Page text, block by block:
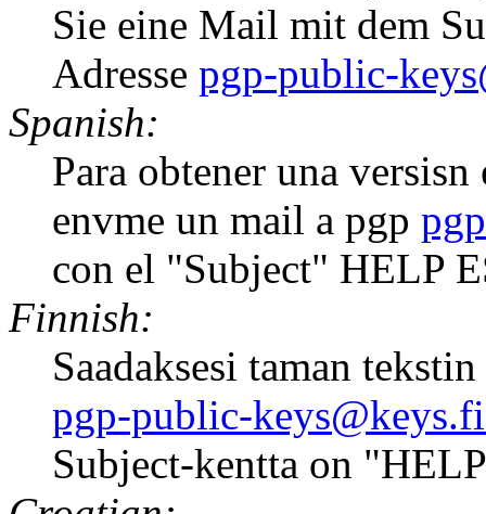
Sie eine Mail mit dem
Adresse pgp-public-
Spanish:
Para obtener una
envme un mail a pgp
con el "Subject" HELP
Finnish:
Saadaksesi taman
pgp-public-
Subject-kentta on